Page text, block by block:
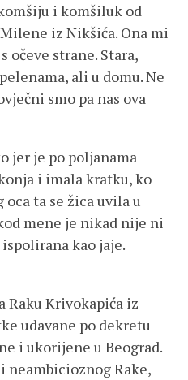
i komšiluk od
iz Nikšića. Ona mi
očeve strane. Stara,
ali u domu. Ne
smo pa nas ova
jer je po poljanama
i imala kratku, ko
oca ta se žica uvila u
mene je nikad nije ni
kao jaje.
Raku Krivokapića iz
udavane po dekretu
i ukorijene u Beograd.
neambicioznog Rake,